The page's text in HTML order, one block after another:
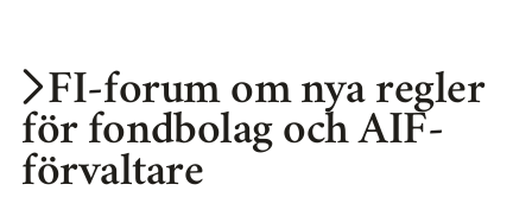
FI-forum om nya regler
för fondbolag och AIF-
förvaltare